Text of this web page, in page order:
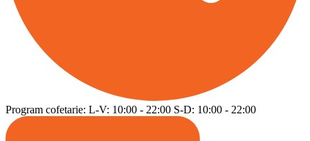
Program cofetarie: L-V: 10:00 - 22:00 S-D: 10:00 - 22:00